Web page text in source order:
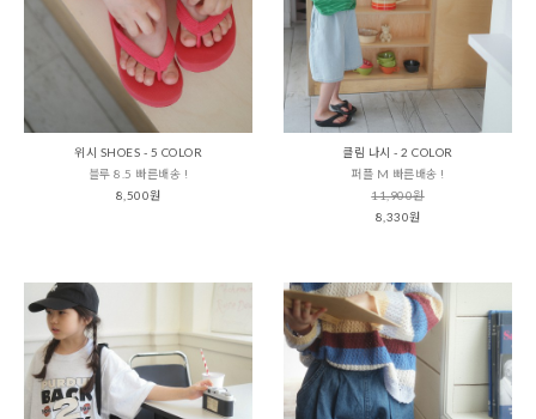
위시 SHOES - 5 COLOR
블루 8.5 빠른배송 !
8,500원
클림 나시 - 2 COLOR
퍼플 M 빠른배송 !
11,900원
8,330원